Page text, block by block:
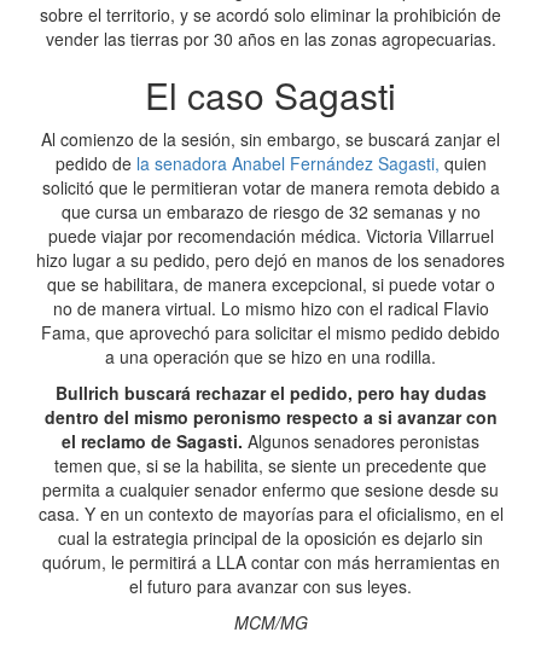
sobre el territorio, y se acordó solo eliminar la prohibición de
vender las tierras por 30 años en las zonas agropecuarias.
El caso Sagasti
Al comienzo de la sesión, sin embargo, se buscará zanjar el
pedido de la senadora Anabel Fernández Sagasti, quien
solicitó que le permitieran votar de manera remota debido a
que cursa un embarazo de riesgo de 32 semanas y no
puede viajar por recomendación médica. Victoria Villarruel
hizo lugar a su pedido, pero dejó en manos de los senadores
que se habilitara, de manera excepcional, si puede votar o
no de manera virtual. Lo mismo hizo con el radical Flavio
Fama, que aprovechó para solicitar el mismo pedido debido
a una operación que se hizo en una rodilla.
Bullrich buscará rechazar el pedido, pero hay dudas
dentro del mismo peronismo respecto a si avanzar con
el reclamo de Sagasti. Algunos senadores peronistas
temen que, si se la habilita, se siente un precedente que
permita a cualquier senador enfermo que sesione desde su
casa. Y en un contexto de mayorías para el oficialismo, en el
cual la estrategia principal de la oposición es dejarlo sin
quórum, le permitirá a LLA contar con más herramientas en
el futuro para avanzar con sus leyes.
MCM/MG